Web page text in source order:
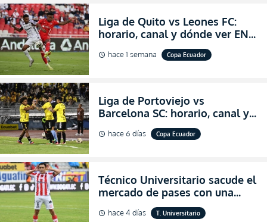
Liga de Quito vs Leones FC:
horario, canal y dónde ver EN
VIVO los octavos de final de la
Copa Ecuador 2026
schedule hace 1 semana Copa Ecuador
Liga de Portoviejo vs
Barcelona SC: horario, canal y
dónde ver EN VIVO los octavos
de final de la Copa Ecuador
schedule hace 6 días Copa Ecuador
Técnico Universitario sacude el
mercado de pases con una
verdadera revolución para
asegurar la permanencia
schedule hace 4 días T. Universitario